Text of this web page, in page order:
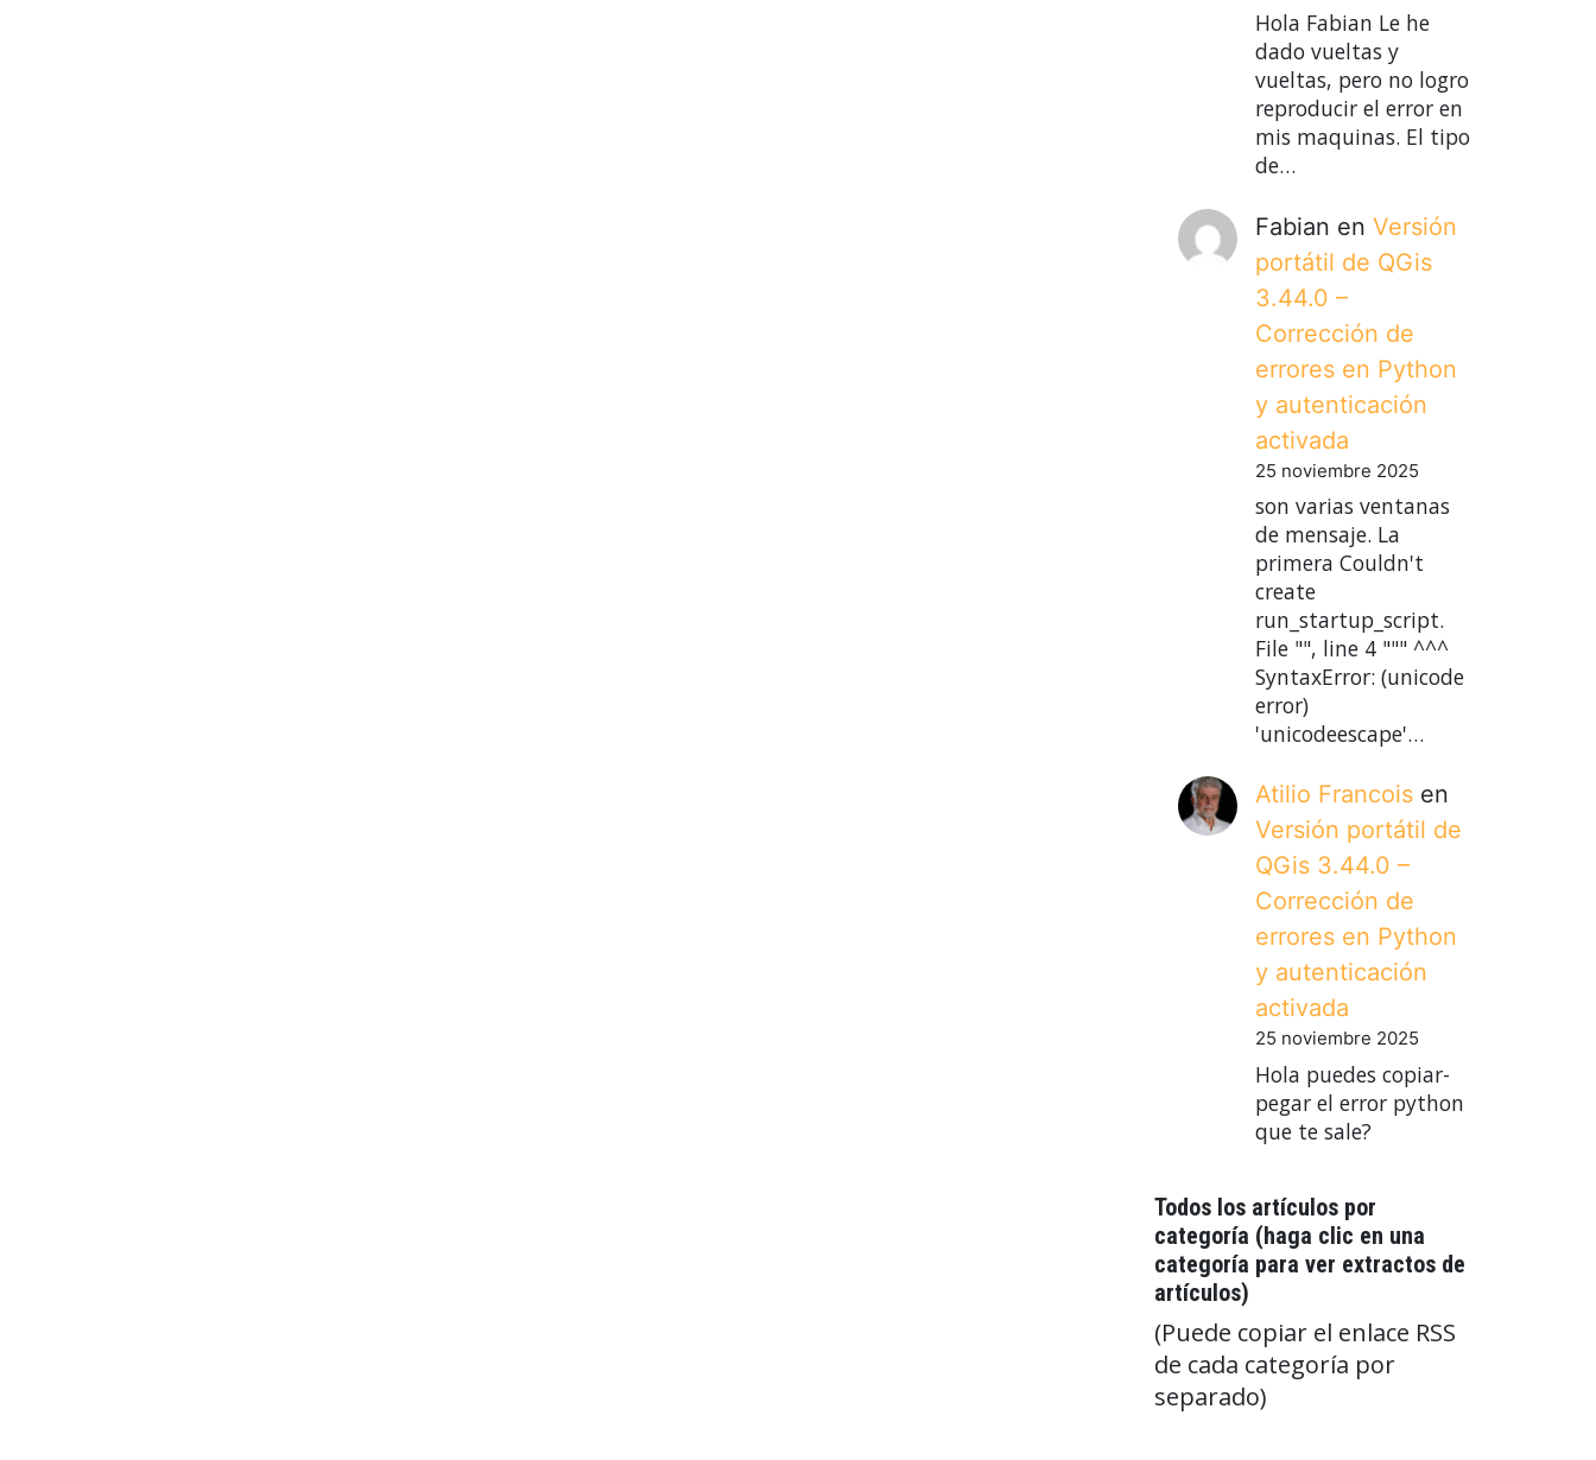
Hola Fabian Le he
dado vueltas y
vueltas, pero no logro
reproducir el error en
mis maquinas. El tipo
de…
Fabian en Versión
portátil de QGis
3.44.0 –
Corrección de
errores en Python
y autenticación
activada
25 noviembre 2025
son varias ventanas
de mensaje. La
primera Couldn't
create
run_startup_script.
File "", line 4 """ ^^^
SyntaxError: (unicode
error)
'unicodeescape'…
Atilio Francois en
Versión portátil de
QGis 3.44.0 –
Corrección de
errores en Python
y autenticación
activada
25 noviembre 2025
Hola puedes copiar-
pegar el error python
que te sale?
Todos los artículos por
categoría (haga clic en una
categoría para ver extractos de
artículos)
(Puede copiar el enlace RSS
de cada categoría por
separado)